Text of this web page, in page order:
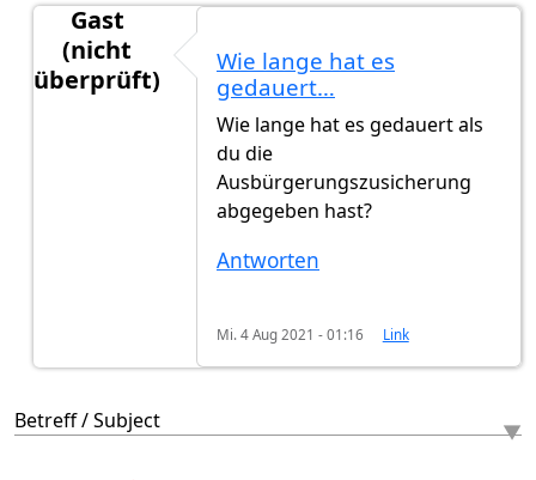
Gast
(nicht
überprüft)
Danke für die ausführliche Erklärung
Wie lange hat es
gedauert…
Wie lange hat es gedauert als
du die
Ausbürgerungszusicherung
abgegeben hast?
Antworten
Mi. 4 Aug 2021 - 01:16 Link
Betreff / Subject